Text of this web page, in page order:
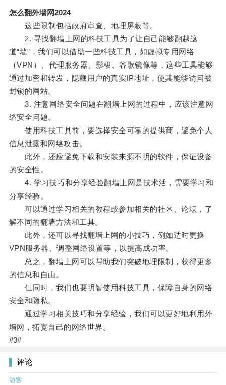
怎么翻外墙网2024
这些限制包括政府审查、地理屏蔽等。
2. 寻找翻墙上网的科技工具为了让自己能够翻越这
道“墙”，我们可以借助一些科技工具，如虚拟专用网络
（VPN）、代理服务器、影梭、谷歌镜像等，这些工具能够
通过加密和转发，隐藏用户的真实IP地址，使其能够访问被
封锁的网站。
3. 注意网络安全问题在翻墙上网的过程中，应该注意网
络安全问题。
使用科技工具前，要选择安全可靠的提供商，避免个人
信息泄露和网络攻击。
此外，还应避免下载和安装来源不明的软件，保证设备
的安全性。
4. 学习技巧和分享经验翻墙上网是技术活，需要学习和
分享经验。
可以通过学习相关的教程或参加相关的社区、论坛，了
解不同的翻墙方法和工具。
此外，还可以寻找翻墙上网的小技巧，例如适时更换
VPN服务器、调整网络设置等，以提高成功率。
总之，翻墙上网可以帮助我们突破地理限制，获得更多
的信息和自由。
但同时，我们也要明智使用科技工具，保障自身的网络
安全和隐私。
通过学习相关技巧和分享经验，我们可以更好地利用外
墙网，拓宽自己的网络世界。
#3#
评论
游客